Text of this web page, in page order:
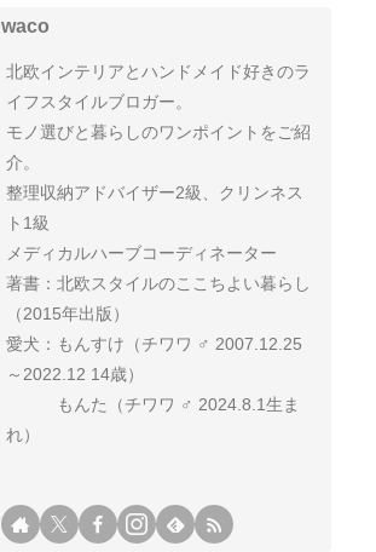
waco
北欧インテリアとハンドメイド好きのラ
イフスタイルブロガー。
モノ選びと暮らしのワンポイントをご紹
介。
整理収納アドバイザー2級、クリンネス
ト1級
メディカルハーブコーディネーター
著書：北欧スタイルのここちよい暮らし
（2015年出版）
愛犬：もんすけ（チワワ ♂ 2007.12.25
～2022.12 14歳）
もんた（チワワ ♂ 2024.8.1生ま
れ）